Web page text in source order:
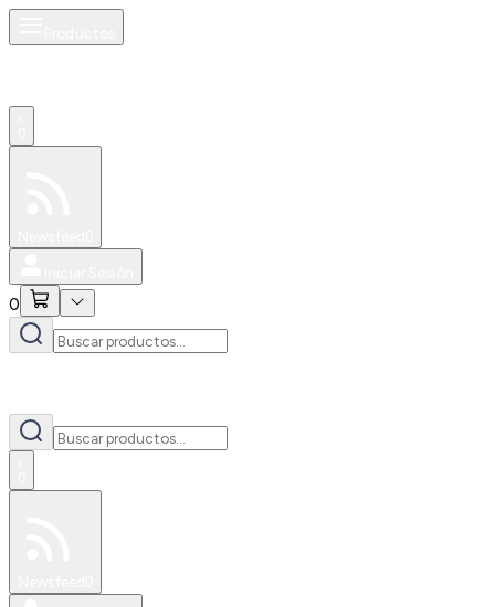
0